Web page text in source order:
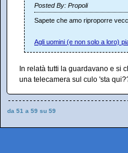
Posted By: Propoli
Sapete che amo riproporre
Agli uomini (e non solo a loro)
In relatà tutti la guardavano e si
una telecamera sul culo 'sta
da 51 a 59 su 59